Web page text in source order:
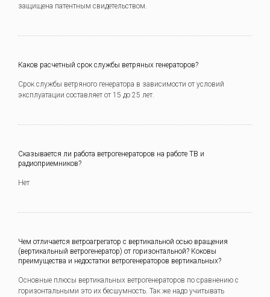
защищена патентным свидетельством.
Каков расчетный срок службы ветряных генераторов?
Срок службы ветряного генератора в зависимости от условий
эксплуатации составляет от 15 до 25 лет.
Сказывается ли работа ветрогенераторов на работе ТВ и
радиоприемников?
Нет
Чем отличается ветроагрегатор с вертикальной осью вращения
(вертикальный ветрогенератор) от горизонтальной? Коковы
преимущества и недостатки ветрогенераторов вертикальных?
Основные плюсы вертикальных ветрогенераторов по сравнению с
горизонтальными это их бесшумность. Так же надо учитывать